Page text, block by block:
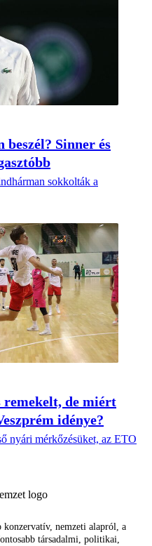
Sinner és
sokkolták a
remekelt, de miért
idénye?
nyári mérkőzésüket, az ETO
nemzeti alapról, a
társadalmi, politikai,